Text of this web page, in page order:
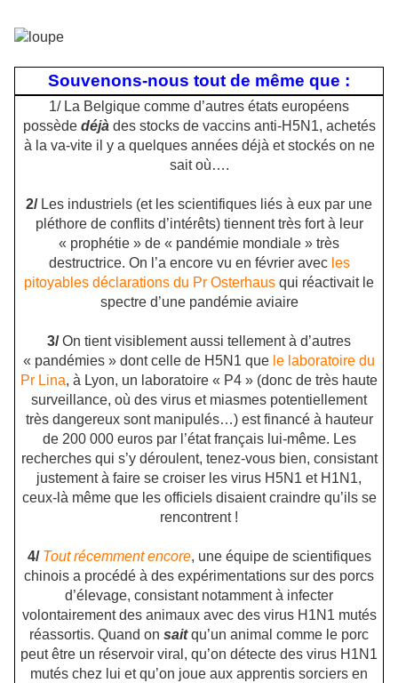
Souvenons-nous tout de même que :
1/ La Belgique comme d’autres états européens
possède déjàdes stocks de vaccins anti-H5N1, achetés
à la va-vite il y a quelques années déjà et stockés on ne
sait où….
2/ Les industriels (et les scientifiques liés à eux par une
pléthore de conflits d’intérêts) tiennent très fort à leur
« prophétie » de « pandémie mondiale » très
destructrice. On l’a encore vu en février avec les
pitoyables déclarations du Pr Osterhaus qui réactivait le
spectre d’une pandémie aviaire
3/ On tient visiblement aussi tellement à d’autres
« pandémies » dont celle de H5N1 que le laboratoire du
Pr Lina, à Lyon, un laboratoire « P4 » (donc de très haute
surveillance, où des virus et miasmes potentiellement
très dangereux sont manipulés…) est financé à hauteur
de 200 000 euros par l’état français lui-même. Les
recherches qui s’y déroulent, tenez-vous bien, consistant
justement à faire se croiser les virus H5N1 et H1N1,
ceux-là même que les officiels disaient craindre qu’ils se
rencontrent !
4/ Tout récemment encore, une équipe de scientifiques
chinois a procédé à des expérimentations sur des porcs
d’élevage, consistant notamment à infecter
volontairement des animaux avec des virus H1N1 mutés
réassortis. Quand on saitqu’un animal comme le porc
peut être un réservoir viral, qu’on détecte des virus H1N1
mutés chez lui et qu’on joue aux apprentis sorciers en